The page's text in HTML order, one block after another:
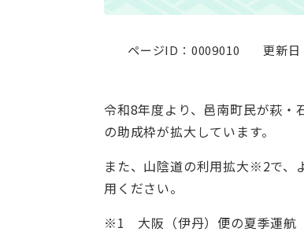
ページID：0009010 更新日
令和8年度より、邑南町民が萩
の助成枠が拡大しています。
また、山陰道の利用拡大※2で、
用ください。
※1 大阪（伊丹）便の夏季運航